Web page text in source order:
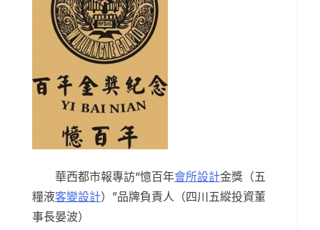
華西都市報專訪“憶百年會所設計金獎（五
糧液客變設計）”品牌負責人（四川五縱投資董
事長晏波）